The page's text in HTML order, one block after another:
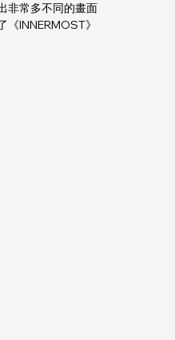
非常多不同的畫面
INNERMOST》